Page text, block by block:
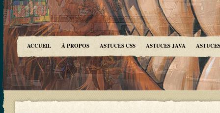
ACCUEIL À PROPOS ASTUCES CSS ASTUCES JAVA